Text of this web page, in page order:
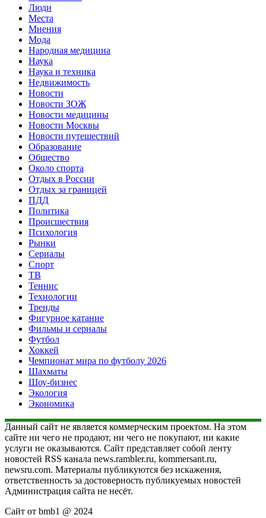
Люди
Места
Мнения
Мода
Народная медицина
Наука
Наука и техника
Недвижимость
Новости
Новости ЗОЖ
Новости медицины
Новости Москвы
Новости путешествий
Образование
Общество
Около спорта
Отдых в России
Отдых за границей
ПДД
Политика
Происшествия
Психология
Рынки
Сериалы
Спорт
ТВ
Теннис
Технологии
Тренды
Фигурное катание
Фильмы и сериалы
Футбол
Хоккей
Чемпионат мира по футболу 2026
Шахматы
Шоу-бизнес
Экология
Экономика
Данный сайт не является коммерческим проектом. На этом
сайте ни чего не продают, ни чего не покупают, ни какие
услуги не оказываются. Сайт представляет собой ленту
новостей RSS канала news.rambler.ru, kommersant.ru,
newsru.com. Материалы публикуются без искажения,
ответственность за достоверность публикуемых новостей
Администрация сайта не несёт.
Сайт от bmb1 @ 2024